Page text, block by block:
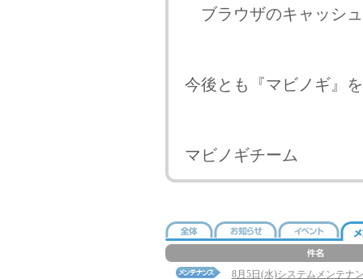
ブラウザのキャッシ
今後とも『マビノギ』
マビノギチーム
8月5日(水)システムメンテナ